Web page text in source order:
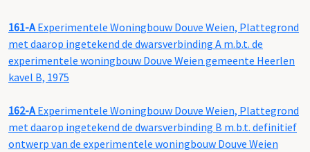
161-AExperimentele Woningbouw Douve Weien, Plattegrond
met daarop ingetekend de dwarsverbinding A m.b.t. de
experimentele woningbouw Douve Weien gemeente Heerlen
kavel B, 1975
162-AExperimentele Woningbouw Douve Weien, Plattegrond
met daarop ingetekend de dwarsverbinding B m.b.t. definitief
ontwerp van de experimentele woningbouw Douve Weien